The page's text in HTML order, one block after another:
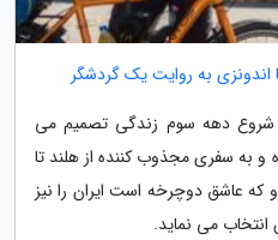
اندونزی به روایت یک گردشگر
دهه سوم زندگی تصمیم می
و به سفری مجذوب کننده از هلند تا
که عاشق دوچرخه است ایران را نیز
می نماید.